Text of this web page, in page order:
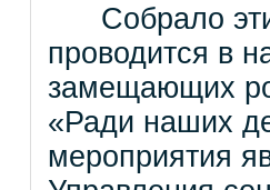
Собрало
проводится в
замещающих
«Ради наших
мероприятия